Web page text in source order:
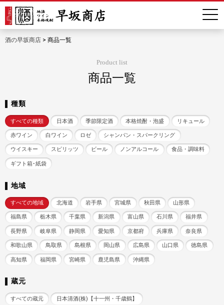
酒の早坂商店 > 商品一覧
Product list
商品一覧
種類
すべての種類 日本酒 季節限定酒 本格焼酎・泡盛 リキュール
赤ワイン 白ワイン ロゼ シャンパン・スパークリング
ウイスキー スピリッツ ビール ノンアルコール 食品・調味料
ギフト箱･紙袋
地域
すべての地域 北海道 岩手県 宮城県 秋田県 山形県
福島県 栃木県 千葉県 新潟県 富山県 石川県 福井県
長野県 岐阜県 静岡県 愛知県 京都府 兵庫県 奈良県
和歌山県 鳥取県 島根県 岡山県 広島県 山口県 徳島県
高知県 福岡県 宮崎県 鹿児島県 沖縄県
蔵元
すべての蔵元 日本清酒(株)【十一州・千歳鶴】